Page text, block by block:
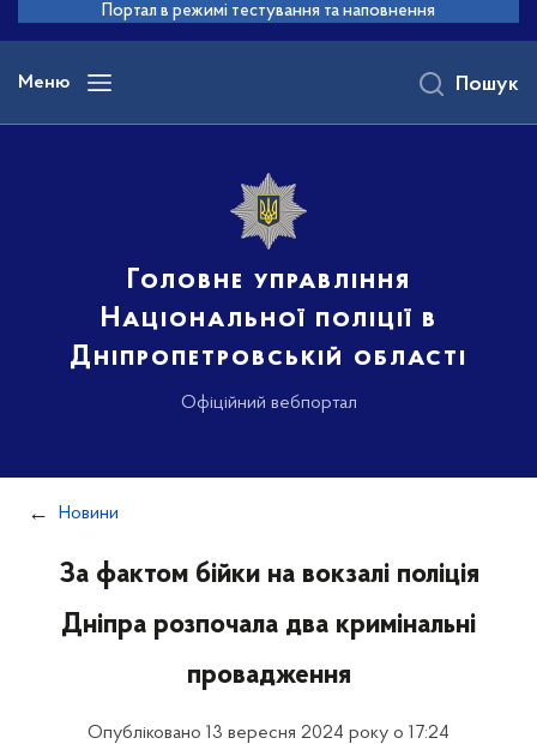
основного
вмісту
Портал в режимі тестування та наповнення
Меню
Головне управління
Національної поліції в
Дніпропетровській області
Офіційний вебпортал
Пошук
Новини
За фактом бійки на вокзалі поліція
Дніпра розпочала два кримінальні
провадження
Опубліковано 13 вересня 2024 року о 17:24